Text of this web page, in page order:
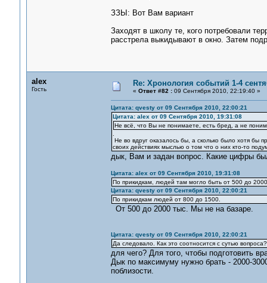
ЗЗЫ: Вот Вам вариант
Заходят в школу те, кого потребовали
расстрела выкидывают в окно. Затем
alex
Гость
Re: Хронология событий 1-4
« Ответ #82 :09 Сентября 2010, 22:19:40 »
Цитата: qvesty от 09 Сентября 2010, 22:00:21
Цитата: alex от 09 Сентября 2010, 19:31:08
Не всё, что Вы не понимаете, есть бред, а не
Не во вдруг оказалось бы, а сколько было хотя
своих действиях мыслью о том что о них кто-то
дык, Вам и задан вопрос. Какие цифры
Цитата: alex от 09 Сентября 2010, 19:31:08
По прикидкам, людей там могло быть от 500 до
Цитата: qvesty от 09 Сентября 2010, 22:00:21
По прикидкам людей от 800 до 1500.
От 500 до 2000 тыс. Мы не на базаре.
Цитата: qvesty от 09 Сентября 2010, 22:00:21
Да следовало. Как это соотносится с сутью
для чего? Для того, чтобы подготовить
Дык по максимуму нужно брать - 2000-
поблизости.